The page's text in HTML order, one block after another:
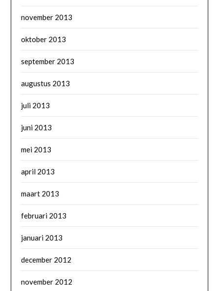
november 2013
oktober 2013
september 2013
augustus 2013
juli 2013
juni 2013
mei 2013
april 2013
maart 2013
februari 2013
januari 2013
december 2012
november 2012